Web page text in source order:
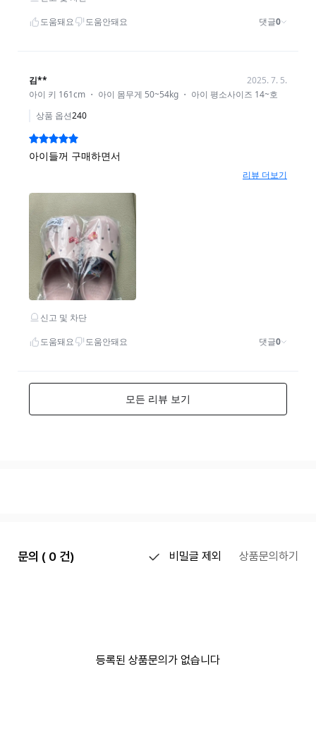
문의 ( 0 건) 비밀글 제외 상품문의하기
등록된 상품문의가 없습니다